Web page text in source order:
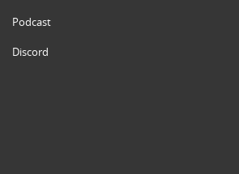
Podcast
Discord